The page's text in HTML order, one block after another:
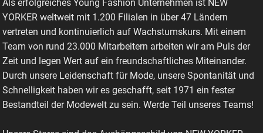
Als erfolgreiches Young Fashion Unternehmen ist NEW
YORKER weltweit mit 1.200 Filialen in über 47 Ländern
vertreten und kontinuierlich auf Wachstumskurs. Mit einem
Team von rund 23.000 Mitarbeitern arbeiten wir am Puls der
Zeit und legen Wert auf ein freundschaftliches Miteinander.
Durch unsere Leidenschaft für Mode, unsere Spontanität und
Schnelligkeit haben wir es geschafft, seit 1971 ein fester
Bestandteil der Modewelt zu sein. Werde Teil unseres Teams!